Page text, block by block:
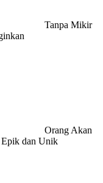
Tanpa Mikir
Orang Akan
Epik dan Unik